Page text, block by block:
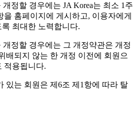
정할 경우에는 JA Korea는 최소 1주
을 홈페이지에 게시하고, 이용자에게
최대한 노력합니다.
정할 경우에는 그 개정약관은 개정
배되지 않는 한 개정 이전에 회원으
적용됩니다.
있는 회원은 제6조 제1항에 따라 탈